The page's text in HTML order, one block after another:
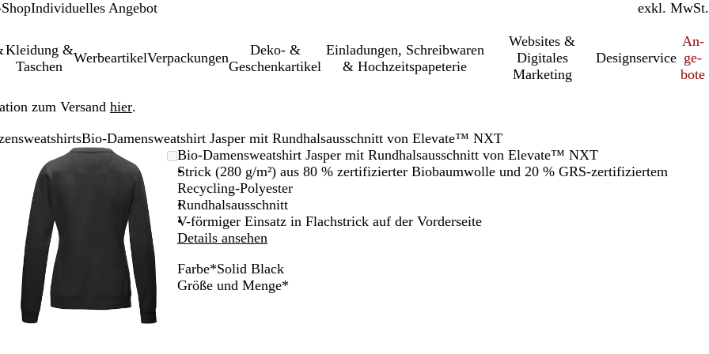
Individuelles Angebot inkl. MwSt.
exkl. MwSt.
Kleidung &
Taschen
WerbeartikelVerpackungen
Deko- &
Geschenkartikel
Einl­a­dung­en, Schreib­wa­ren
& Hochzeitspapeterie
Websites &
Digitales
Marketing
Designservice
An­­
ge­­
bo­­te
zum Versand hier.
Bio-Damensweatshirt Jasper mit Rundhalsausschnitt von Elevate™ NXT
Vergrößer-/verkleinerbares
Bild
Zoom
auf
Minimum
Klicken
zum
Vergrößern
Verwenden
Sie
Zoomen
Bio-Damensweatshirt Jasper mit Rundhalsausschnitt von Elevate™ NXT
Strick (280 g/m²) aus 80 % zertifizierter Biobaumwolle und 20 % GRS-zertifiziertem
Recycling-Polyester
Rundhalsausschnitt
V-förmiger Einsatz in Flachstrick auf der Vorderseite
Details ansehen
Farbe*Solid Black
W
R
N
S
S
Größe und Menge*